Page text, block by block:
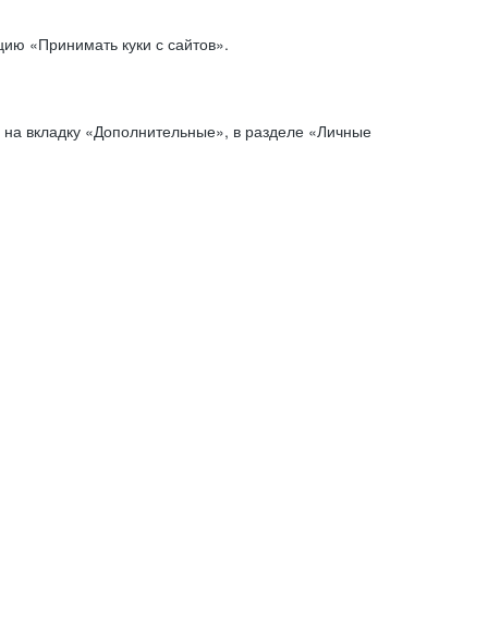
«Принимать куки с сайтов».
вкладку «Дополнительные», в разделе «Личные